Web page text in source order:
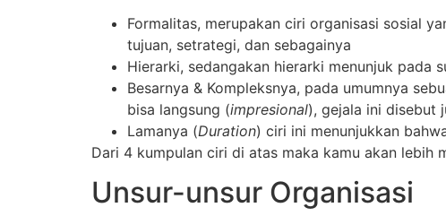
Formalitas, merupakan ciri organisasi sosial
tujuan, setrategi, dan sebagainya
Hierarki, sedangakan hierarki menunjuk pada
Besarnya & Kompleksnya, pada umumnya
bisa langsung (impresional), gejala ini disebut
Lamanya (Duration) ciri ini menunjukkan
Dari 4 kumpulan ciri di atas maka kamu akan lebih
Unsur-unsur Organisasi